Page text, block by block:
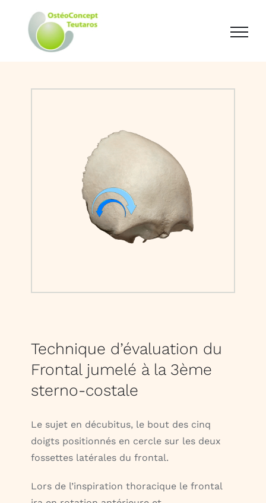
Technique d’évaluation du
Frontal jumelé à la 3ème
sterno-costale
Le sujet en décubitus, le bout des cinq
doigts positionnés en cercle sur les deux
fossettes latérales du frontal.
Lors de l’inspiration thoracique le frontal